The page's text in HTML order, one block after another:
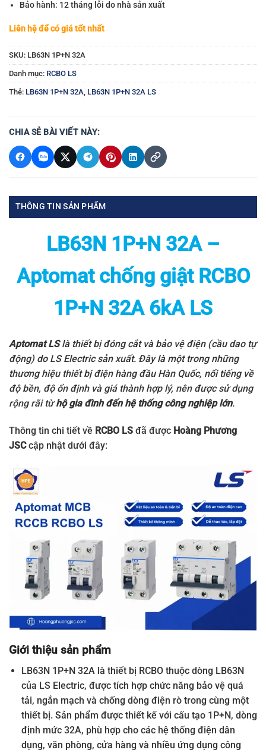
Bảo hành: 12 tháng lỗi do nhà sản xuất
Liên hệ để có giá tốt nhất
SKU: LB63N 1P+N 32A
Danh mục: RCBO LS
Thẻ: LB63N 1P+N 32A, LB63N 1P+N 32A LS
CHIA SẺ BÀI VIẾT NÀY:
THÔNG TIN SẢN PHẨM
LB63N 1P+N 32A –
Aptomat chống giật RCBO
1P+N 32A 6kA LS
Aptomat LSlà thiết bị đóng cắt và bảo vệ điện (cầu dao tự
động) do LS Electricsản xuất. Đây là một trong những
thương hiệu thiết bị điện hàng đầu Hàn Quốc, nổi tiếng về
độ bền, độ ổn định và giá thành hợp lý, nên được sử dụng
rộng rãi từhộ gia đình đến hệ thống công nghiệp lớn.
Thông tin chi tiết về RCBO LS đã được Hoàng Phương
JSCcập nhật dưới đây:
Giới thiệu sản phẩm
LB63N 1P+N 32A là thiết bị RCBO thuộc dòng LB63N
của LS Electric, được tích hợp chức năng bảo vệ quá
tải, ngắn mạch và chống dòng điện rò trong cùng một
thiết bị. Sản phẩm được thiết kế với cấu tạo 1P+N, dòng
định mức 32A, phù hợp cho các hệ thống điện dân
dụng, văn phòng, cửa hàng và nhiều ứng dụng công